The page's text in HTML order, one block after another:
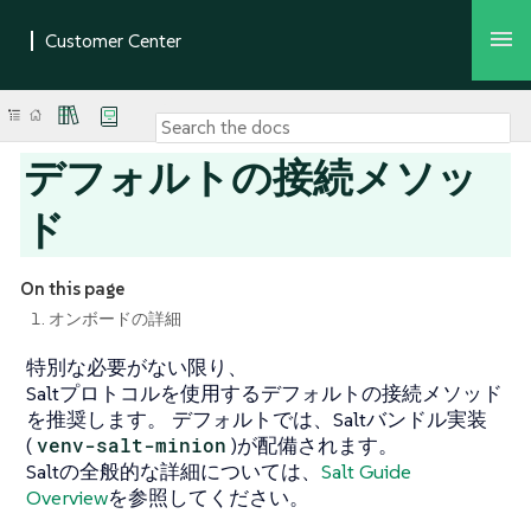
デフォルトの接続メソッ
ド
On this page
1. オンボードの詳細
特別な必要がない限り、
Saltプロトコルを使用するデフォルトの接続メソッド
を推奨します。 デフォルトでは、Saltバンドル実装
(venv-salt-minion )が配備されます。
Saltの全般的な詳細については、 Salt Guide
Overviewを参照してください。